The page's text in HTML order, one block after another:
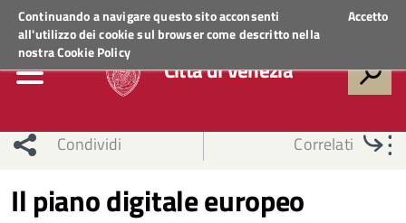
Continuando a navigare questo sito acconsenti
all'utilizzo dei cookie sul browser come descritto nella
nostraCookie Policy
Accetto
Regione VenetoACCEDI AI SERVIZI
Città di Venezia
Condividi Correlati
Il piano digitale europeo